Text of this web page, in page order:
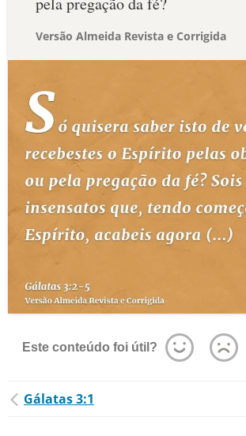
Versão Almeida Revista e Corrigida
Este conteúdo foi útil?
Gálatas 3:1